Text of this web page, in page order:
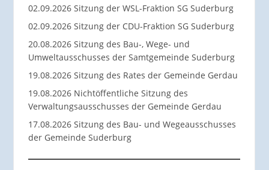
02.09.2026 Sitzung der WSL-Fraktion SG Suderburg
02.09.2026 Sitzung der CDU-Fraktion SG Suderburg
20.08.2026 Sitzung des Bau-, Wege- und
Umweltausschusses der Samtgemeinde Suderburg
19.08.2026 Sitzung des Rates der Gemeinde Gerdau
19.08.2026 Nichtöffentliche Sitzung des
Verwaltungsausschusses der Gemeinde Gerdau
17.08.2026 Sitzung des Bau- und Wegeausschusses
der Gemeinde Suderburg